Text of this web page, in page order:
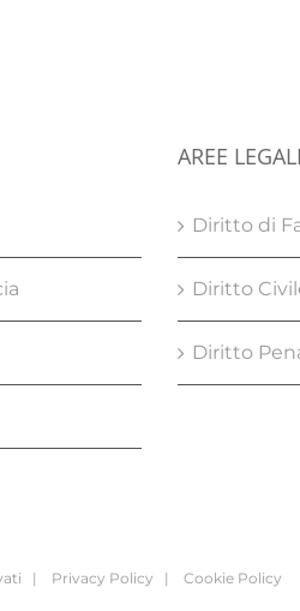
AREE LEGALI
Diritto di
Diritto
Diritto
| Privacy Policy | Cookie Policy